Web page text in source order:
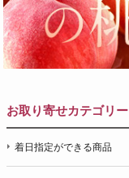
お取り寄せカテゴリー
着日指定ができる商品